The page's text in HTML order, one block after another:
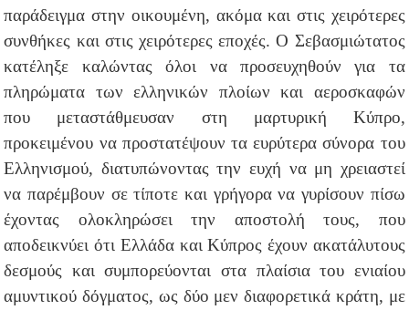
παράδειγμα στην οικουμένη, ακόμα και στις χειρότερες
συνθήκες και στις χειρότερες εποχές. Ο Σεβασμιώτατος
κατέληξε καλώντας όλοι να προσευχηθούν για τα
πληρώματα των ελληνικών πλοίων και αεροσκαφών
που μεταστάθμευσαν στη μαρτυρική Κύπρο,
προκειμένου να προστατέψουν τα ευρύτερα σύνορα του
Ελληνισμού, διατυπώνοντας την ευχή να μη χρειαστεί
να παρέμβουν σε τίποτε και γρήγορα να γυρίσουν πίσω
έχοντας ολοκληρώσει την αποστολή τους, που
αποδεικνύει ότι Ελλάδα και Κύπρος έχουν ακατάλυτους
δεσμούς και συμπορεύονται στα πλαίσια του ενιαίου
αμυντικού δόγματος, ως δύο μεν διαφορετικά κράτη, με